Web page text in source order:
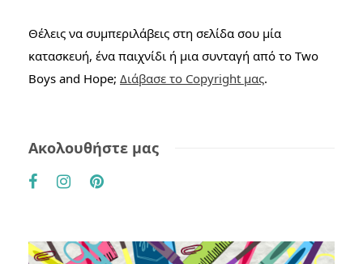
Θέλεις να συμπεριλάβεις στη σελίδα σου μία
κατασκευή, ένα παιχνίδι ή μια συνταγή από το Two
Boys and Hope; Διάβασε το Copyright μας.
Ακολουθήστε μας